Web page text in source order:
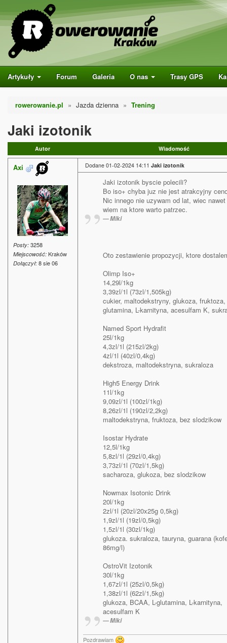
Artykuły Forum Galeria O nas Trasy GPS
rowerowanie.pl Jazda dzienna Trening
Jaki izotonik
Autor Wiadomość
Axi
Posty: 3258
Miejscowość: Kraków
Dołączył: 8 sie 06
Dodane 01-02-2024 14:11 Jaki izotonik
Jaki izotonik byscie polecili?
Bo iso+ chyba juz nie jest atrakcyjny
Nic innego nie uzywam od lat, wiec
wiem na ktore warto patrzec.
Miki
Oto zestawienie propozycji, ktore
Olimp Iso+
14,29l/1kg
3,39zl/1l (73zl/1,505kg)
cukier, maltodekstryny, glukoza, fruktoza,
glutamina, L-karnityna, acesulfam K,
Named Sport Hydrafit
25l/1kg
4,3zl/1l (215zl/2kg)
4zl/1l (40zl/0,4kg)
dekstroza, maltodekstryna, sukraloza
High5 Energy Drink
11l/1kg
9,09zl/1l (100zl/1kg)
8,26zl/1l (190zl/2,2kg)
maltodekstryna, fruktoza, bez slodzikow
Isostar Hydrate
12,5l/1kg
5,8zl/1l (29zl/0,4kg)
3,73zl/1l (70zl/1,5kg)
sacharoza, glukoza, bez slodzikow
Nowmax Isotonic Drink
20l/1kg
2zl/1l (20zl/20x25g 0,5kg)
1,9zl/1l (19zl/0,5kg)
1,5zl/1l (30zl/1kg)
glukoza. sukraloza, tauryna, guarana
86mg/l)
OstroVit Izotonik
30l/1kg
1,67zl/1l (25zl/0,5kg)
1,38zl/1l (62zl/1,5kg)
glukoza, BCAA, L-glutamina, L-karnityna,
acesulfam K
Miki
Pozdrawiam